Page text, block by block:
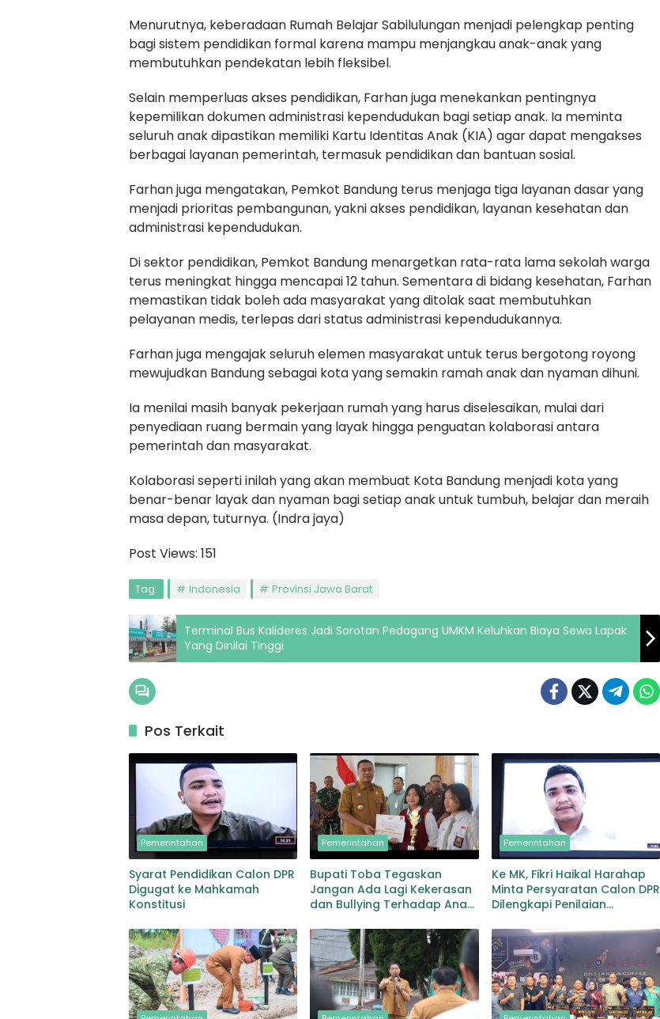
Menurutnya, keberadaan Rumah Belajar Sabilulungan menjadi pelengkap penting
bagi sistem pendidikan formal karena mampu menjangkau anak-anak yang
membutuhkan pendekatan lebih fleksibel.
Selain memperluas akses pendidikan, Farhan juga menekankan pentingnya
kepemilikan dokumen administrasi kependudukan bagi setiap anak. Ia meminta
seluruh anak dipastikan memiliki Kartu Identitas Anak (KIA) agar dapat mengakses
berbagai layanan pemerintah, termasuk pendidikan dan bantuan sosial.
Farhan juga mengatakan, Pemkot Bandung terus menjaga tiga layanan dasar yang
menjadi prioritas pembangunan, yakni akses pendidikan, layanan kesehatan dan
administrasi kependudukan.
Di sektor pendidikan, Pemkot Bandung menargetkan rata-rata lama sekolah warga
terus meningkat hingga mencapai 12 tahun. Sementara di bidang kesehatan, Farhan
memastikan tidak boleh ada masyarakat yang ditolak saat membutuhkan
pelayanan medis, terlepas dari status administrasi kependudukannya.
Farhan juga mengajak seluruh elemen masyarakat untuk terus bergotong royong
mewujudkan Bandung sebagai kota yang semakin ramah anak dan nyaman dihuni.
Ia menilai masih banyak pekerjaan rumah yang harus diselesaikan, mulai dari
penyediaan ruang bermain yang layak hingga penguatan kolaborasi antara
pemerintah dan masyarakat.
Kolaborasi seperti inilah yang akan membuat Kota Bandung menjadi kota yang
benar-benar layak dan nyaman bagi setiap anak untuk tumbuh, belajar dan meraih
masa depan, tuturnya. (Indra jaya)
Post Views: 151
Tag: Indonesia Provinsi Jawa Barat
Terminal Bus Kalideres Jadi Sorotan Pedagang UMKM Keluhkan Biaya Sewa Lapak
Yang Dinilai Tinggi
Pos Terkait
Pemerintahan
Syarat Pendidikan Calon DPR
Digugat ke Mahkamah
Konstitusi
Pemerintahan
Bupati Toba Tegaskan
Jangan Ada Lagi Kekerasan
dan Bullying Terhadap Anak,
Pihak
Pemerintahan
Ke MK, Fikri Haikal Harahap
Minta Persyaratan Calon DPR
Dilengkapi Penilaian